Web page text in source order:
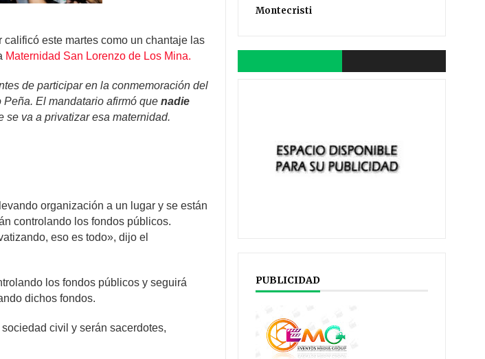
calificó este martes como un chantaje las
Maternidad San Lorenzo de Los Mina.
de participar en la conmemoración del
Peña. El mandatario afirmó quenadie
se va a privatizar esa maternidad.
organización a un lugar y se están
controlando los fondos públicos.
eso es todo», dijo el
los fondos públicos y seguirá
dichos fondos.
civil y serán sacerdotes,
Montecristi
PUBLICIDAD